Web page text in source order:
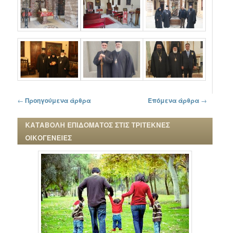
Πλοήγηση στα άρθρα
← Προηγούμενα άρθρα Επόμενα άρθρα →
ΚΑΤΑΒΟΛΗ ΕΠΙΔΟΜΑΤΟΣ ΣΤΙΣ ΤΡΙΤΕΚΝΕΣ
ΟΙΚΟΓΕΝΕΙΕΣ